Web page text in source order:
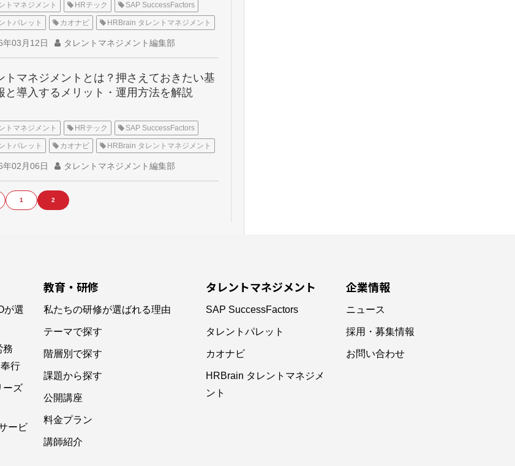
トマネジメント HRテック SAP SuccessFactors
トパレット カオナビ HRBrain タレントマネジメント
年03月12日 タレントマネジメント編集部
トマネジメントとは？押さえておきたい基
と導入するメリット・運用方法を解説
トマネジメント HRテック SAP SuccessFactors
トパレット カオナビ HRBrain タレントマネジメント
年02月06日 タレントマネジメント編集部
1 2
が選
務
行
ーズ
ービ
教育・研修
私たちの研修が選ばれる理由
テーマで探す
階層別で探す
課題から探す
公開講座
料金プラン
講師紹介
タレントマネジメント
SAP SuccessFactors
タレントパレット
カオナビ
HRBrain タレントマネジメ
ント
企業情報
ニュース
採用・募集情報
お問い合わせ